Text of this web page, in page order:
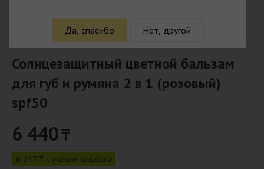
Солнцезащитный цветной бальзам
для губ и румяна 2 в 1 (розовый)
spf50
6 440₸
6 247 ₸ с учётом кешбэка
Да, спасибо Нет, другой